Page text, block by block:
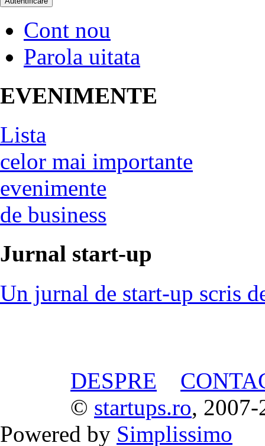
Cont nou
Parola uitata
EVENIMENTE
Lista
celor mai importante
evenimente
de business
Jurnal start-up
Un jurnal de start-up scris
DESPRE
© startups.ro, 2007-
Powered by Simplissimo